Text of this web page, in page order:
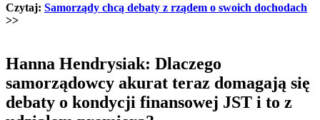
Czytaj: Samorządy chcą debaty z rządem o swoich dochodach
>>
Hanna Hendrysiak: Dlaczego
samorządowcy akurat teraz domagają się
debaty o kondycji finansowej JST i to z